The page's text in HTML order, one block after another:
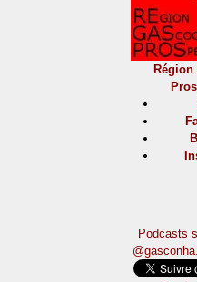
Région
Podcasts